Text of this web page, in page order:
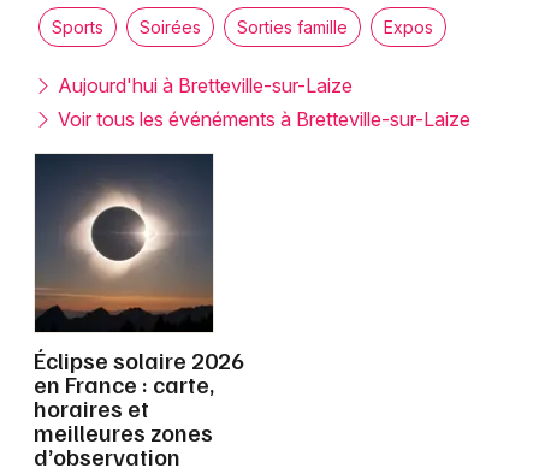
Foires & salons
Concerts
Sports
Soirées
Sorties famille
Expos
Sorties & loisirs
Montpellier
Nantes
Nice
Strasbourg
Toulouse
Toutes les villes
Sports Soirées Sorties famille Expos
Aujourd'hui à Bretteville-sur-Laize
Voir tous les événéments à Bretteville-sur-Laize
Éclipse solaire 2026
en France : carte,
horaires et
meilleures zones
d’observation